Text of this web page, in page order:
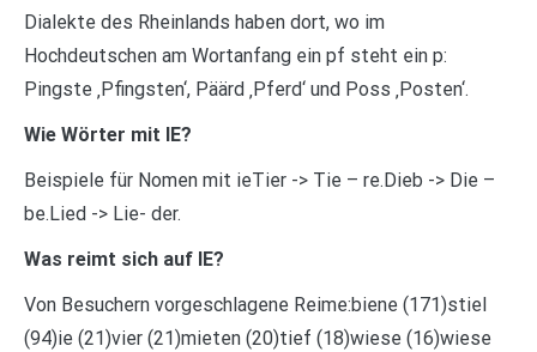
Dialekte des Rheinlands haben dort, wo im
Hochdeutschen am Wortanfang ein pf steht ein p:
Pingste ‚Pfingsten‘, Päärd ‚Pferd‘ und Poss ‚Posten‘.
Wie Wörter mit IE?
Beispiele für Nomen mit ieTier -> Tie – re.Dieb -> Die –
be.Lied -> Lie- der.
Was reimt sich auf IE?
Von Besuchern vorgeschlagene Reime:biene (171)stiel
(94)ie (21)vier (21)mieten (20)tief (18)wiese (16)wiese